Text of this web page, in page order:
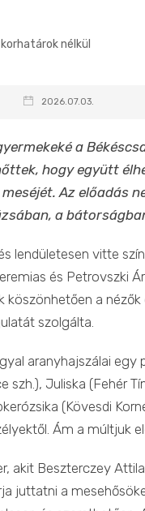
2026.07.03.
a
hogy együtt
Az előadás
a
lendületesen vitte
és Petrovszki
a
szolgálta.
aranyhajszálai
Juliska (Fehér
(Kövesdi
Ám a múltjuk
akit Beszterczey
juttatni a